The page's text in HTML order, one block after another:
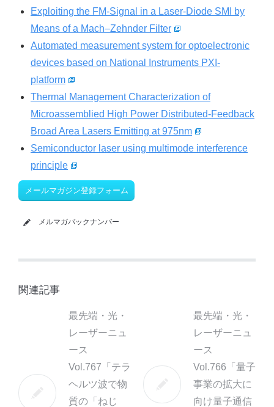
Exploiting the FM-Signal in a Laser-Diode SMI by
Means of a Mach–Zehnder Filter
Automated measurement system for optoelectronic
devices based on National Instruments PXI-
platform
Thermal Management Characterization of
Microassemblied High Power Distributed-Feedback
Broad Area Lasers Emitting at 975nm
Semiconductor laser using multimode interference
principle
メールマガジン登録フォーム
メルマガバックナンバー
関連記事
最先端・光・
レーザーニュ
ース
Vol.767「テラ
ヘルツ波で物
質の「ねじ
最先端・光・
レーザーニュ
ース
Vol.766「量子
事業の拡大に
向け量子通信